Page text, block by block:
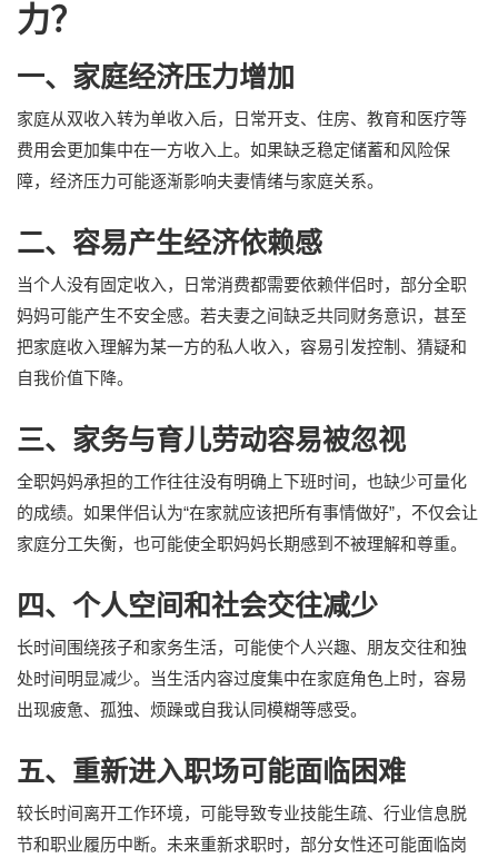
力？
一、家庭经济压力增加
家庭从双收入转为单收入后，日常开支、住房、教育和医疗等
费用会更加集中在一方收入上。如果缺乏稳定储蓄和风险保
障，经济压力可能逐渐影响夫妻情绪与家庭关系。
二、容易产生经济依赖感
当个人没有固定收入，日常消费都需要依赖伴侣时，部分全职
妈妈可能产生不安全感。若夫妻之间缺乏共同财务意识，甚至
把家庭收入理解为某一方的私人收入，容易引发控制、猜疑和
自我价值下降。
三、家务与育儿劳动容易被忽视
全职妈妈承担的工作往往没有明确上下班时间，也缺少可量化
的成绩。如果伴侣认为“在家就应该把所有事情做好”，不仅会让
家庭分工失衡，也可能使全职妈妈长期感到不被理解和尊重。
四、个人空间和社会交往减少
长时间围绕孩子和家务生活，可能使个人兴趣、朋友交往和独
处时间明显减少。当生活内容过度集中在家庭角色上时，容易
出现疲惫、孤独、烦躁或自我认同模糊等感受。
五、重新进入职场可能面临困难
较长时间离开工作环境，可能导致专业技能生疏、行业信息脱
节和职业履历中断。未来重新求职时，部分女性还可能面临岗